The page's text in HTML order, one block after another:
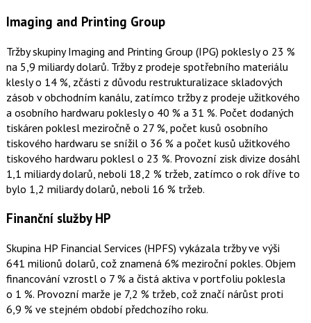
Imaging and Printing Group
Tržby skupiny Imaging and Printing Group (IPG) poklesly o 23 %
na 5,9 miliardy dolarů. Tržby z prodeje spotřebního materiálu
klesly o 14 %, zčásti z důvodu restrukturalizace skladových
zásob v obchodním kanálu, zatímco tržby z prodeje užitkového
a osobního hardwaru poklesly o 40 % a 31 %. Počet dodaných
tiskáren poklesl meziročně o 27 %, počet kusů osobního
tiskového hardwaru se snížil o 36 % a počet kusů užitkového
tiskového hardwaru poklesl o 23 %. Provozní zisk divize dosáhl
1,1 miliardy dolarů, neboli 18,2 % tržeb, zatímco o rok dříve to
bylo 1,2 miliardy dolarů, neboli 16 % tržeb.
Finanční služby HP
Skupina HP Financial Services (HPFS) vykázala tržby ve výši
641 milionů dolarů, což znamená 6% meziroční pokles. Objem
financování vzrostl o 7 % a čistá aktiva v portfoliu poklesla
o 1 %. Provozní marže je 7,2 % tržeb, což značí nárůst proti
6,9 % ve stejném období předchozího roku.